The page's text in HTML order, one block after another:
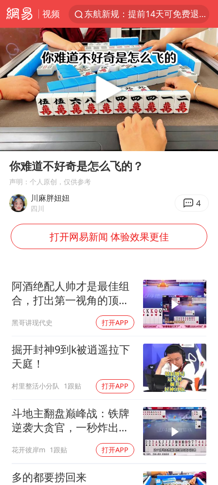
视频
东航新规：提前14天可免费退改签
台风白海豚中心风力增强
日本试射“战斧”导弹，国防部回应
曝韩国足协为外籍裁判员安排色情招待
四川宜宾市高县4.9级地震致1人死亡
向鹏0-3不敌张本智和
百花奖开幕式
“新疆阿勒泰八月能滑雪”不实
我国外贸延续良好增长态势
刘国正说向鹏打得很窝囊
陈幸同晋级WTT横滨冠军赛8强
宇树科技中一签需缴款7.54万元
AI会终结印度“外包神话”吗
夯实基础开新局
Play
00:00 02:07
你难道不好奇是怎么飞的？
声明：个人原创，仅供参考
川麻胖妞妞
四川 4
打开网易新闻 体验效果更佳
阿酒绝配人帅才是最佳组
合，打出第一视角的顶级
黑哥讲现代史 打开APP
掘开封神9到k被逍遥拉下
天庭！
村里整活小分队 1跟贴 打开APP
斗地主翻盘巅峰战：铁牌
逆袭大贪官，一秒炸出真
花开彼岸m 1跟贴 打开APP
多的都要捞回来